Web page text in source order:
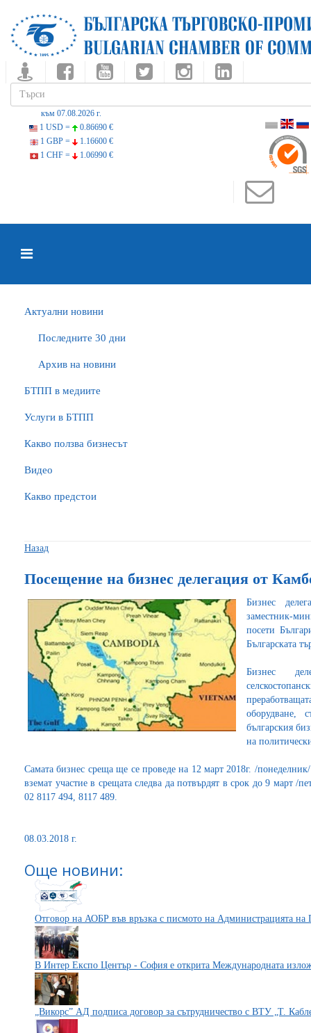
към 07.08.2026 г.
1 USD =
0.86690 €
1 GBP =
1.16600 €
1 CHF =
1.06990 €
Актуални новини
Последните 30 дни
Архив на новини
БTПП в медиите
Услуги в БТПП
Какво ползва бизнесът
Видео
Какво предстои
Назад
Посещение на бизнес делегация от
Бизнес
заместник-
посети
Българската
Бизнес
оборудване,
българския
на
Самата бизнес среща ще се проведе на 12 март 2018г. /
вземат участие в срещата следва да потвърдят в срок до 9 март /
02 8117 494, 8117 489.
08.03.2018 г.
Още новини:
Отговор на АОБР във връзка с писмото на Администрацията на
В Интер Експо Център - София е открита Международната
„Викорс” АД подписа договор за сътрудничество с ВТУ „Т.